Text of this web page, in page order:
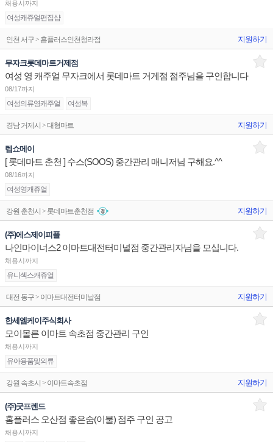
채용시까지
여성캐쥬얼편집샵
인천 서구 > 홈플러스인천청라점 지원하기
무자크롯데마트거제점
여성 영 캐주얼 무자크에서 롯데마트 거게점 점주님을 구인합니다
08/17까지
여성의류영캐주얼 여성복
경남 거제시 > 대형마트 지원하기
렙쇼메이
[ 롯데마트 춘천 ] 수스(SOOS) 중간관리 매니저님 구해요.^^
08/16까지
여성영캐쥬얼
강원 춘천시 > 롯데마트춘천점 지원하기
(주)에스제이피플
나인마이너스2 이마트대전터미널점 중간관리자님을 모십니다.
채용시까지
유니섹스캐쥬얼
대전 동구 > 이마트대전터미날점 지원하기
한세엠케이주식회사
모이몰른 이마트 속초점 중간관리 구인
채용시까지
유아용품및의류
강원 속초시 > 이마트속초점 지원하기
(주)굿프렌드
홈플러스 오산점 좋은숨(이불) 점주 구인 공고
채용시까지